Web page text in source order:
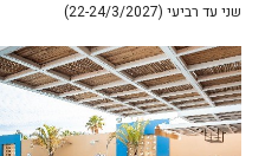
שני עד רביעי (22-24/3/2027)